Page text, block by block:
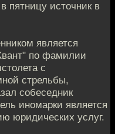
источник в
является
по фамилии
с
стрельбы,
собеседник
иномарки является
юридических услуг.